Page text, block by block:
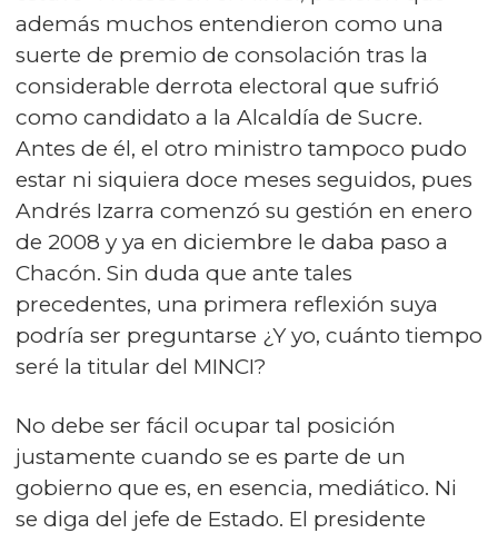
además muchos entendieron como una
suerte de premio de consolación tras la
considerable derrota electoral que sufrió
como candidato a la Alcaldía de Sucre.
Antes de él, el otro ministro tampoco pudo
estar ni siquiera doce meses seguidos, pues
Andrés Izarra comenzó su gestión en enero
de 2008 y ya en diciembre le daba paso a
Chacón. Sin duda que ante tales
precedentes, una primera reflexión suya
podría ser preguntarse ¿Y yo, cuánto tiempo
seré la titular del MINCI?
No debe ser fácil ocupar tal posición
justamente cuando se es parte de un
gobierno que es, en esencia, mediático. Ni
se diga del jefe de Estado. El presidente